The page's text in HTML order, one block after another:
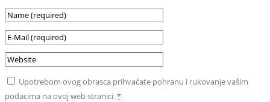
Upotrebom ovog obrasca prihvaćate pohranu i rukovanje vašim
podacima na ovoj web stranici.*